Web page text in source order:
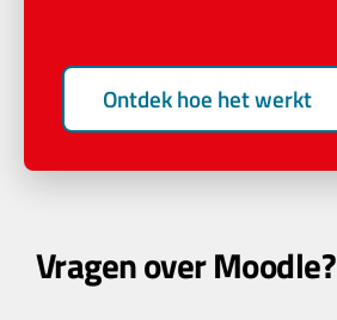
Ontdek hoe het werkt
Vragen over Moodle?